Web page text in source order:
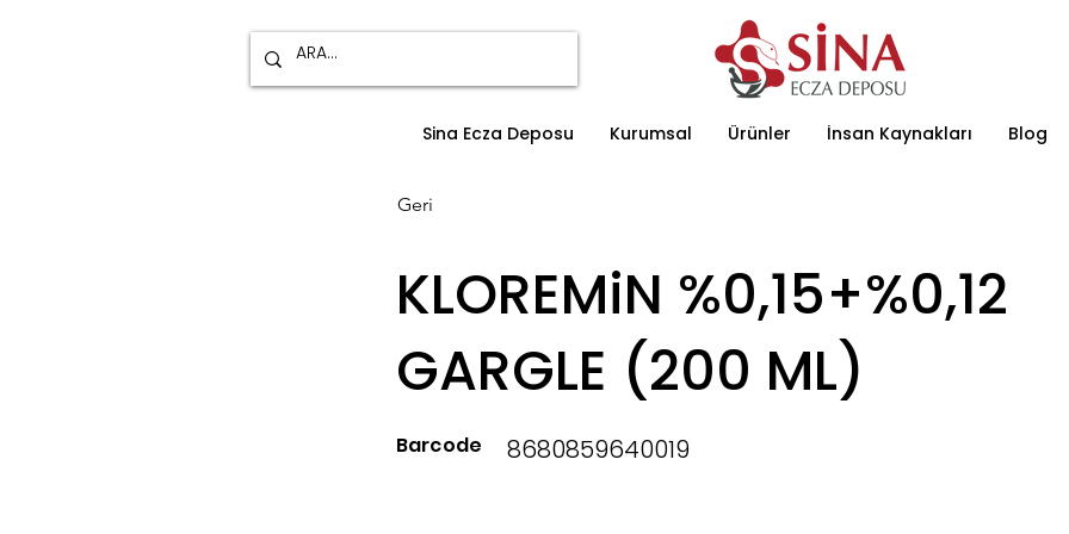
Sina Ecza Deposu Kurumsal Ürünler İnsan Kaynakları Blog
Geri
KLOREMiN %0,15+%0,12
GARGLE (200 ML)
Barcode 8680859640019